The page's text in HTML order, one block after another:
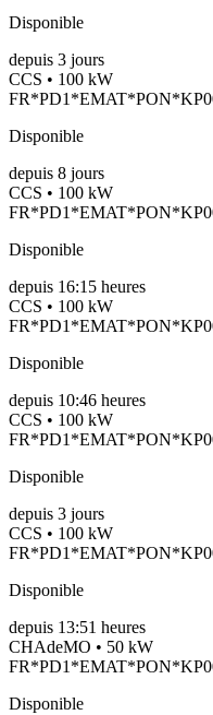
Disponible
depuis 3 jours
CCS • 100 kW
Disponible
depuis 8 jours
CCS • 100 kW
Disponible
depuis 16:15 heures
CCS • 100 kW
Disponible
depuis 10:46 heures
CCS • 100 kW
Disponible
depuis 3 jours
CCS • 100 kW
Disponible
depuis 13:51 heures
CHAdeMO • 50 kW
Disponible